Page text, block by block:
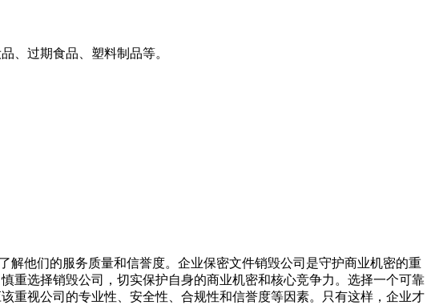
、过期食品、塑料制品等。
解他们的服务质量和信誉度。企业保密文件销毁公司是守护商业机密的重
重选择销毁公司，切实保护自身的商业机密和核心竞争力。选择一个可靠
重视公司的专业性、安全性、合规性和信誉度等因素。只有这样，企业才